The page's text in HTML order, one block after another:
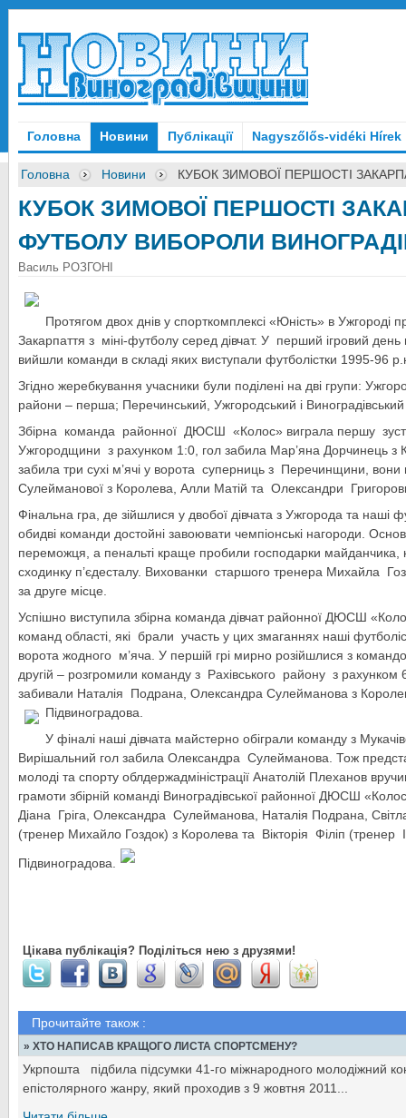
Головна Новини Публікації Nagyszőlős-vidéki Hírek
Головна Новини КУБОК ЗИМОВОЇ ПЕРШОСТІ
КУБОК ЗИМОВОЇ ПЕРШОСТІ
ФУТБОЛУ ВИБОРОЛИ
Василь РОЗГОНІ
Протягом двох днів у спорткомплексі «Юність» в Ужгороді
Закарпаття з міні-футболу серед дівчат. У перший ігровий
вийшли команди в складі яких виступали футболістки 1995-96
Згідно жеребкування учасники були поділені на дві групи:
райони – перша; Перечинський, Ужгородський і
Збірна команда районної ДЮСШ «Колос» виграла першу
Ужгородщини з рахунком 1:0, гол забила Мар’яна Дорчинець з
забила три сухі м’ячі у ворота суперниць з Перечинщини,
Сулейманової з Королева, Алли Матій та Олександри
Фінальна гра, де зійшлися у двобої дівчата з Ужгорода та наші
обидві команди достойні завоювати чемпіонські нагороди.
переможця, а пенальті краще пробили господарки майданчика,
сходинку п’єдесталу. Вихованки старшого тренера Михайла
за друге місце.
Успішно виступила збірна команда дівчат районної ДЮСШ
команд області, які брали участь у цих змаганнях наші
ворота жодного м’яча. У першій грі мирно розійшлися з
другій – розгромили команду з Рахівського району з рахунком
забивали Наталія Подрана, Олександра Сулейманова з
Підвиноградова.
У фіналі наші дівчата майстерно обіграли команду з
Вирішальний гол забила Олександра Сулейманова. Тож
молоді та спорту облдержадміністрації Анатолій Плеханов
грамоти збірній команді Виноградівської районної ДЮСШ
Діана Гріга, Олександра Сулейманова, Наталія Подрана,
(тренер Михайло Гоздок) з Королева та Вікторія Філіп (тренер
Підвиноградова.
Цікава публікація? Поділіться нею з друзями!
Прочитайте також :
» ХТО НАПИСАВ КРАЩОГО ЛИСТА СПОРТСМЕНУ?
Укрпошта підбила підсумки 41-го міжнародного молодіжний
епістолярного жанру, який проходив з 9 жовтня 2011...